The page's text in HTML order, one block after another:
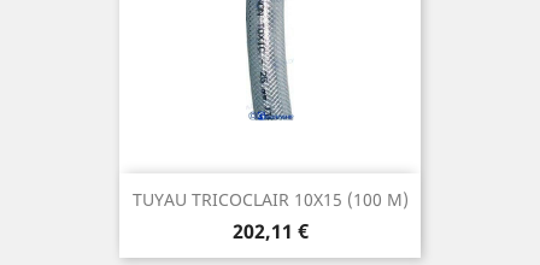
TUYAU TRICOCLAIR 10X15 (100 M)
Prix
202,11 €